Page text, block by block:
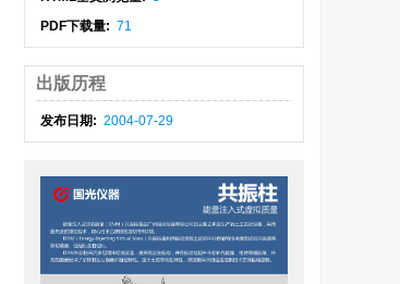
PDF下载量: 71
出版历程
发布日期: 2004-07-29